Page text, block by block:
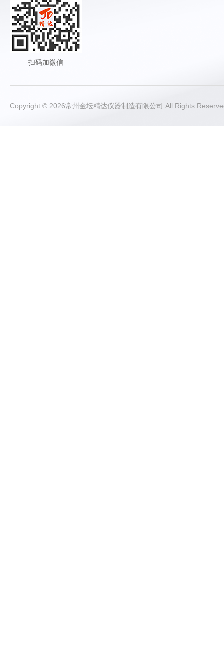
扫码加微信
Copyright © 2026常州金坛精达仪器制造有限公司 All Rights